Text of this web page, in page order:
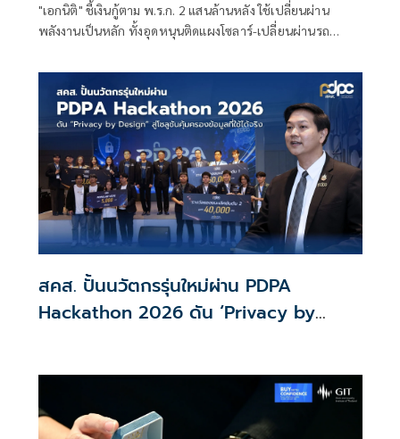
"เอกนิติ" ชี้เงินกู้ตาม พ.ร.ก. 2 แสนล้านหลัง ใช้เปลี่ยนผ่าน
พลังงานเป็นหลัก ทั้งอุดหนุนติดแผงโซลาร์-เปลี่ยนผ่านรถ
พร้อมให้ใช้กับไทยเที่ยวไทยพลัส ส่วนไทยช่วยไทยพลัส เฟส 2
รอประเมินความเหมาะสม นายกฯ เผยจะพยายาม
สคส. ปั้นนวัตกรรุ่นใหม่ผ่าน PDPA
Hackathon 2026 ดัน ‘Privacy by